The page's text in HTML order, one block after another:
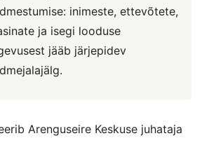
inimeste, ettevõtete,
ja isegi looduse
jääb järjepidev
Arenguseire Keskuse juhataja